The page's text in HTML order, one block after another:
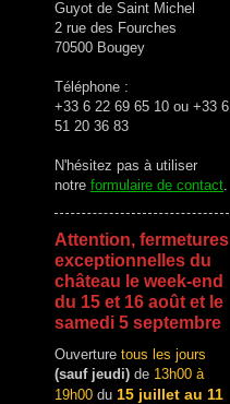
Guyot de Saint Michel
2 rue des Fourches
70500 Bougey
Téléphone :
+33 6 22 69 65 10 ou +33 6
51 20 36 83
N'hésitez pas à utiliser
notre formulaire de contact
Attention, fermetures
exceptionnelles du
château le week-end
du 15 et 16 août et le
samedi 5 septembre
Ouverture tous les jours
(sauf jeudi) de 13h00 à
19h00 du 15 juillet au 11